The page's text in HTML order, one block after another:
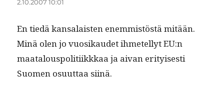
2.10.2007 10:01
En tiedä kansalais­ten enem­mistöstä mitään.
Minä olen jo vuosikaudet ihme­tel­lyt EU:n
maat­alous­poli­ti­ikkkaa ja aivan eri­tyis­es­ti
Suomen osu­ut­taa siinä.